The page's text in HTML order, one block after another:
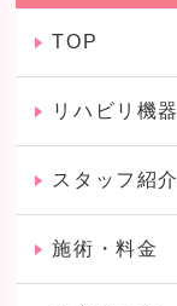
TOP
リハビリ機器
スタッフ紹介
施術・料金